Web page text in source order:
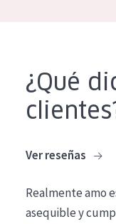
Crema de día
Crema de noche
Limpieza
¿Qué
Ver reseñas
Realmente amo
asequible y